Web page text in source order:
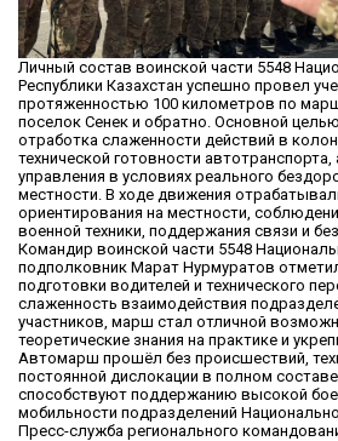
Личный состав воинской части 5548
Республики Казахстан успешно провел
протяженностью 100 километров по
поселок Сенек и обратно. Основной
отработка слаженности действий в
технической готовности
управления в условиях реального
местности. В ходе движения
ориентирования на местности,
военной техники, поддержания связи и
Командир воинской части 5548
подполковник Марат Нурмуратов
подготовки водителей и технического
слаженность взаимодействия
участников, марш стал отличной
теоретические знания на практике и
Автомарш прошёл без происшествий,
постоянной дислокации в полном
способствуют поддержанию высокой
мобильности подразделений
Пресс-служба регионального